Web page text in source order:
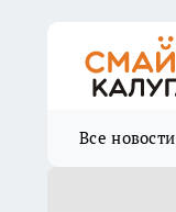
Все новости